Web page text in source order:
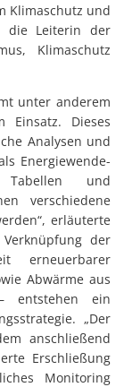
Klimaschutz und
die Leiterin der
Klimaschutz
unter anderem
Einsatz. Dieses
Analysen und
Energiewende-
und
verschiedene
erläuterte
der
erneuerbarer
Abwärme aus
entstehen ein
„Der
anschließend
Erschließung
Monitoring